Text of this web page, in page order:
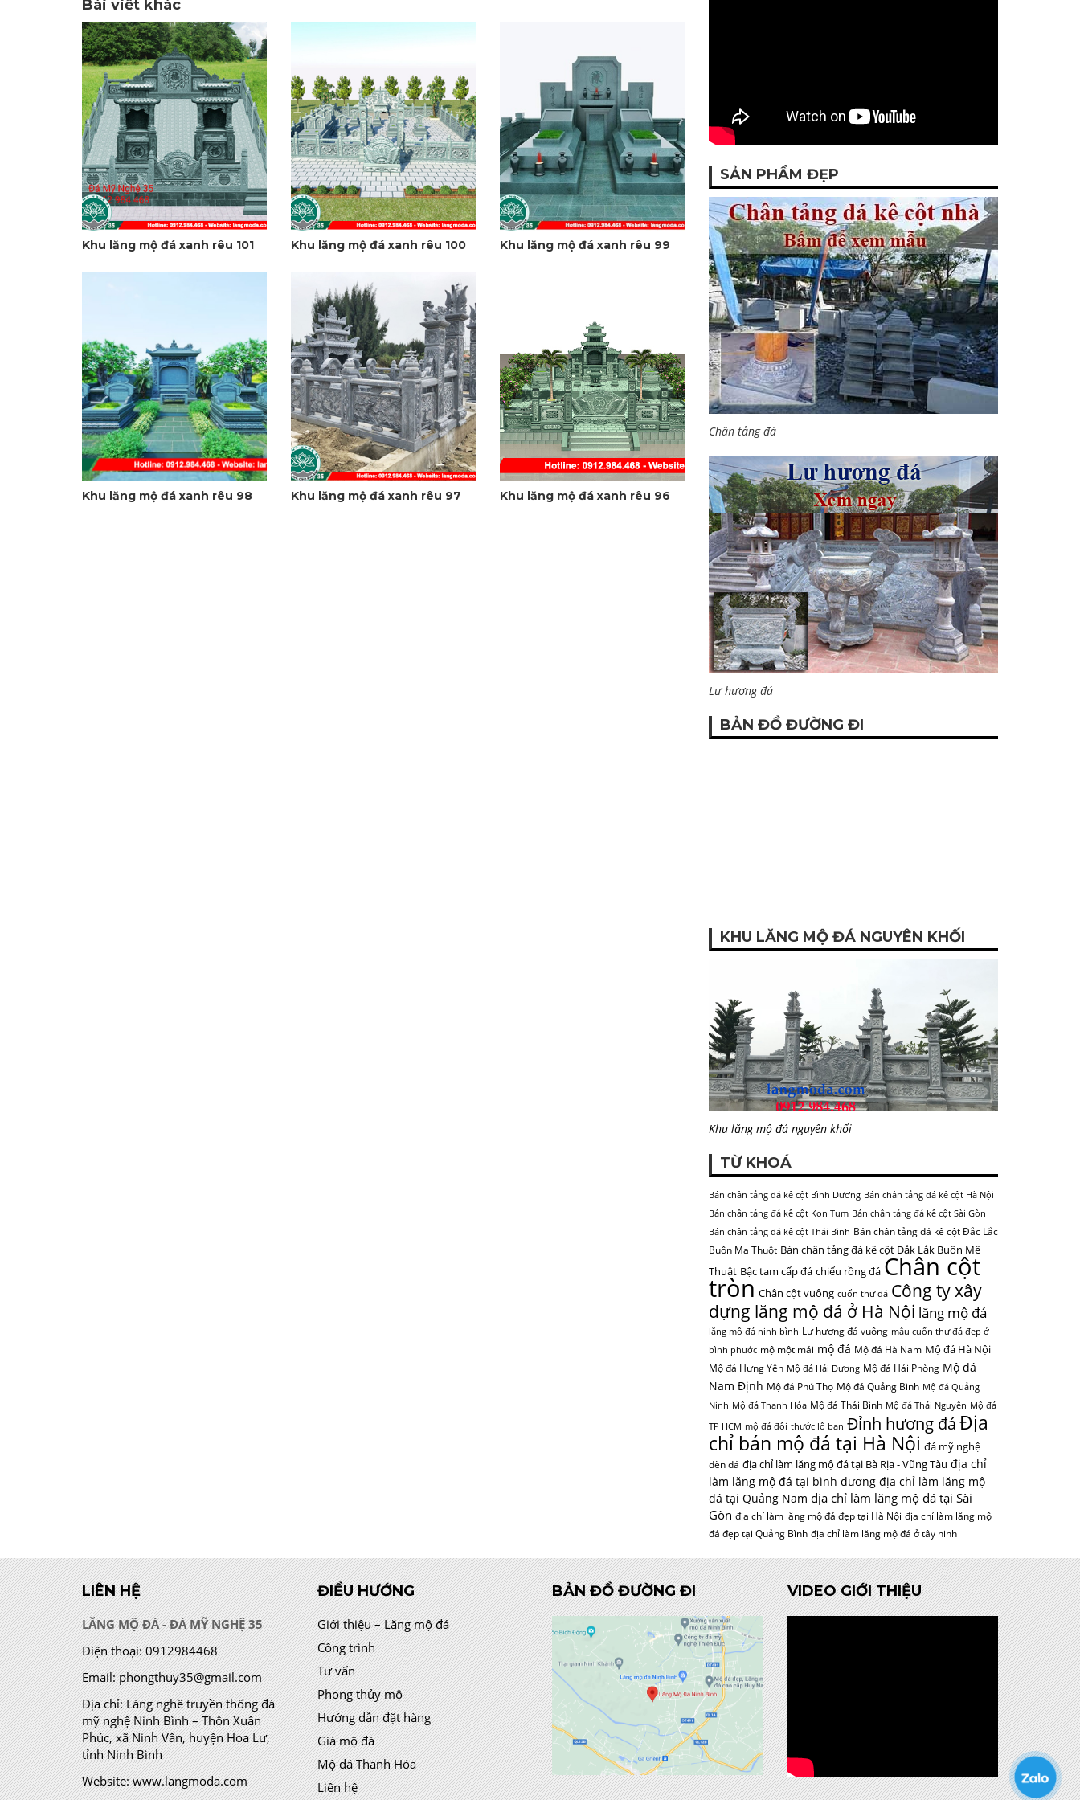
Bài viết khác
Khu lăng mộ đá xanh rêu 101 Khu lăng mộ đá xanh rêu 100 Khu lăng mộ đá xanh rêu 99
Khu lăng mộ đá xanh rêu 98 Khu lăng mộ đá xanh rêu 97 Khu lăng mộ đá xanh rêu 96
SẢN PHẨM ĐẸP
Chân tảng đá
Lư hương đá
BẢN ĐỒ ĐƯỜNG ĐI
KHU LĂNG MỘ ĐÁ NGUYÊN KHỐI
Khu lăng mộ đá nguyên khối
TỪ KHOÁ
Bán chân tảng đá kê cột Bình Dương Bán chân tảng đá kê cột Hà Nội
Bán chân tảng đá kê cột Kon Tum Bán chân tảng đá kê cột Sài Gòn
Bán chân tảng đá kê cột Thái Bình Bán chân tảng đá kê cột Đắc Lắc
Buôn Ma Thuột Bán chân tảng đá kê cột Đắk Lắk Buôn Mê
Thuật Bậc tam cấp đá chiếu rồng đá Chân cột
tròn Chân cột vuông cuốn thư đá Công ty xây
dựng lăng mộ đá ở Hà Nội lăng mộ đá
lăng mộ đá ninh bình Lư hương đá vuông mẫu cuốn thư đá đẹp ở
bình phước mộ một mái mộ đá Mộ đá Hà Nam Mộ đá Hà Nội
Mộ đá Hưng Yên Mộ đá Hải Dương Mộ đá Hải Phòng Mộ đá
Nam Định Mộ đá Phú Thọ Mộ đá Quảng Bình Mộ đá Quảng
Ninh Mộ đá Thanh Hóa Mộ đá Thái Bình Mộ đá Thái Nguyên Mộ đá
TP HCM mộ đá đôi thước lỗ ban Đỉnh hương đáĐịa
chỉ bán mộ đá tại Hà Nội đá mỹ nghệ
đèn đá địa chỉ làm lăng mộ đá tại Bà Rịa - Vũng Tàu địa chỉ
làm lăng mộ đá tại bình dương địa chỉ làm lăng mộ
đá tại Quảng Nam địa chỉ làm lăng mộ đá tại Sài
Gòn địa chỉ làm lăng mộ đá đẹp tại Hà Nội địa chỉ làm lăng mộ
đá đẹp tại Quảng Bình địa chỉ làm lăng mộ đá ở tây ninh
LIÊN HỆ
LĂNG MỘ ĐÁ - ĐÁ MỸ NGHỆ 35
Điện thoại: 0912984468
Email: phongthuy35@gmail.com
Địa chỉ:Làng nghề truyền thống đá
mỹ nghệ Ninh Bình – Thôn Xuân
Phúc, xã Ninh Vân, huyện Hoa Lư,
tỉnh Ninh Bình
Website: www.langmoda.com
ĐIỀU HƯỚNG
Giới thiệu – Lăng mộ đá
Công trình
Tư vấn
Phong thủy mộ
Hướng dẫn đặt hàng
Giá mộ đá
Mộ đá Thanh Hóa
Liên hệ
BẢN ĐỒ ĐƯỜNG ĐI VIDEO GIỚI THIỆU